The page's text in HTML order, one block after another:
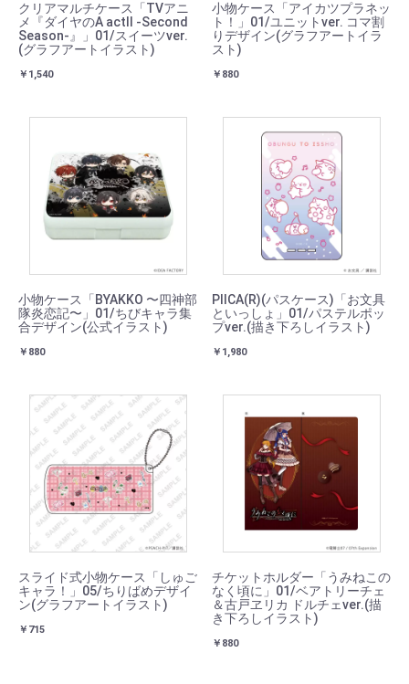
クリアマルチケース「TVアニ
メ『ダイヤのA actⅡ -Second
Season-』」01/スイーツver.
(グラフアートイラスト)
￥1,540
小物ケース「アイカツプラネッ
ト！」01/ユニットver. コマ割
りデザイン(グラフアートイラ
スト)
￥880
小物ケース「BYAKKO 〜四神部
隊炎恋記〜」01/ちびキャラ集
合デザイン(公式イラスト)
￥880
PIICA(R)(パスケース)「お文具
といっしょ」01/パステルポッ
プver.(描き下ろしイラスト)
￥1,980
スライド式小物ケース「しゅご
キャラ！」05/ちりばめデザイ
ン(グラフアートイラスト)
￥715
チケットホルダー「うみねこの
なく頃に」01/ベアトリーチェ
＆古戸ヱリカ ドルチェver.(描
き下ろしイラスト)
￥880